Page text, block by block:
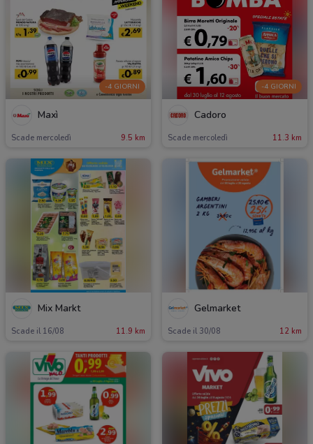
-4 GIORNI
Maxì
Scade mercoledì 9.5 km
-4 GIORNI
Cadoro
Scade mercoledì 11.3 km
Mix Markt
Scade il 16/08 11.9 km
Gelmarket
Scade il 30/08 12 km